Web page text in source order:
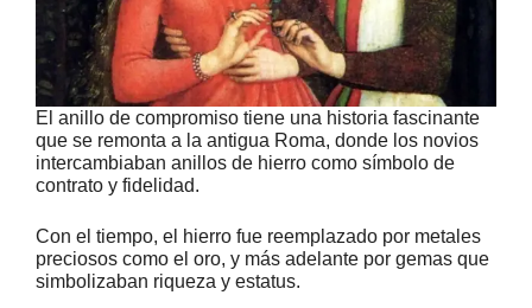
El anillo de compromiso tiene una historia fascinante
que se remonta a la antigua Roma, donde los novios
intercambiaban anillos de hierro como símbolo de
contrato y fidelidad.
Con el tiempo, el hierro fue reemplazado por metales
preciosos como el oro, y más adelante por gemas que
simbolizaban riqueza y estatus.